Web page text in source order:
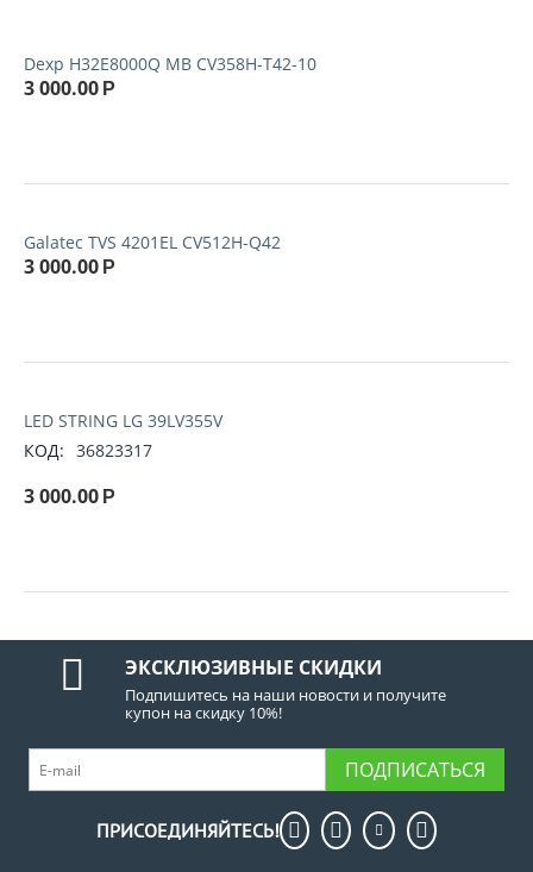
Dexp H32E8000Q MB CV358H-T42-10
3 000.00 Р
Galatec TVS 4201EL CV512H-Q42
3 000.00 Р
LED STRING LG 39LV355V
КОД: 36823317
3 000.00 Р
ЭКСКЛЮЗИВНЫЕ СКИДКИ
Подпишитесь на наши новости и получите
купон на скидку 10%!
ПОДПИСАТЬСЯ
ПРИСОЕДИНЯЙТЕСЬ!